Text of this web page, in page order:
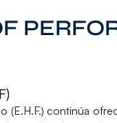
(E.H.F.) continúa